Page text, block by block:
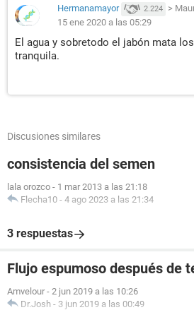
Hermanamayor 2.224 >
15 ene 2020 a las 05:29
El agua y sobretodo el jabón mata
tranquila.
Discusiones similares
consistencia del semen
lala orozco - 1 mar 2013 a las 21:18
Flecha10 - 4 ago 2023 a las 21:34
3 respuestas
Flujo espumoso después de
Amvelour - 2 jun 2019 a las 10:26
Dr.Josh - 3 jun 2019 a las 00:49